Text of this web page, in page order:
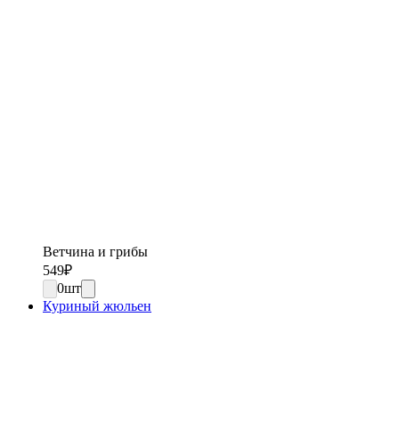
Ветчина и грибы
549₽
0шт
Куриный жюльен